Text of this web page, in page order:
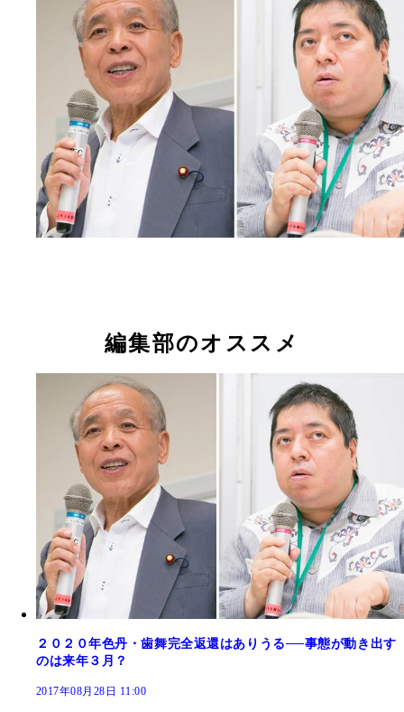
編集部のオススメ
２０２０年色丹・歯舞完全返還はありうる──事態が動き出す
のは来年３月？
2017年08月28日 11:00